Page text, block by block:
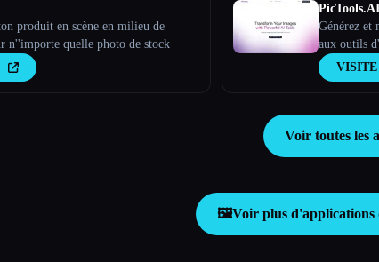
produit en scène en milieu de
n''importe quelle photo de stock
PicTools.AI
Générez et
aux outils
VISITE
Voir toutes les
🖼️Voir plus d'applications